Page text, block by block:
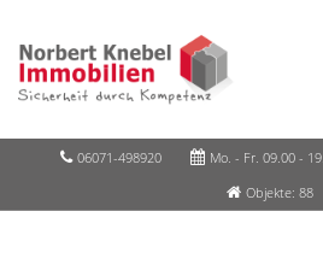
06071-498920 Mo. - Fr. 09.00 -
Objekte: 88